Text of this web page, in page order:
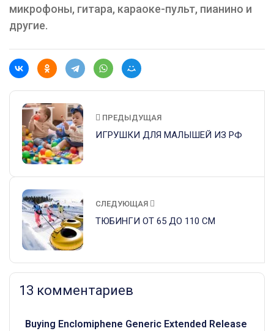
микрофоны, гитара, караоке-пульт, пианино и
другие.
ПРЕДЫДУЩАЯ
ИГРУШКИ ДЛЯ МАЛЫШЕЙ ИЗ РФ
СЛЕДУЮЩАЯ
ТЮБИНГИ ОТ 65 ДО 110 СМ
13 комментариев
Buying Enclomiphene Generic Extended Release